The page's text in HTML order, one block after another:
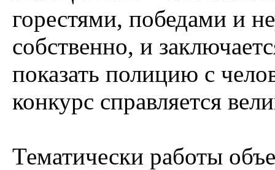
горестями, победами и
собственно, и
показать полицию с
конкурс справляется
Тематически работы